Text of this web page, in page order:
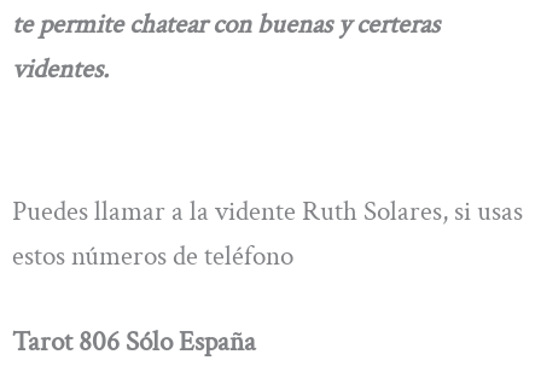
te permite chatear con buenas y certeras
videntes.
Puedes llamar a la vidente Ruth Solares, si usas
estos números de teléfono
Tarot 806 Sólo España